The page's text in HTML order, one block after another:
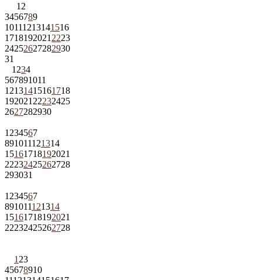
1 2
3456789
10111213141516
1718192021 2223
24252627282930
31
1 234
567891011
12131415161718
192021 22232425
2627282930
1 234567
891011121314
15161718192021
22232425262728
293031
1 234567
891011121314
15161718192021
22232425262728
1 23
45678910